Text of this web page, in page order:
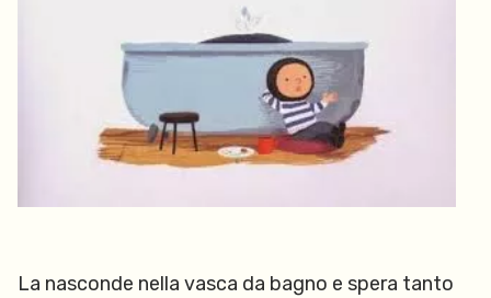
La nasconde nella vasca da bagno e spera tanto